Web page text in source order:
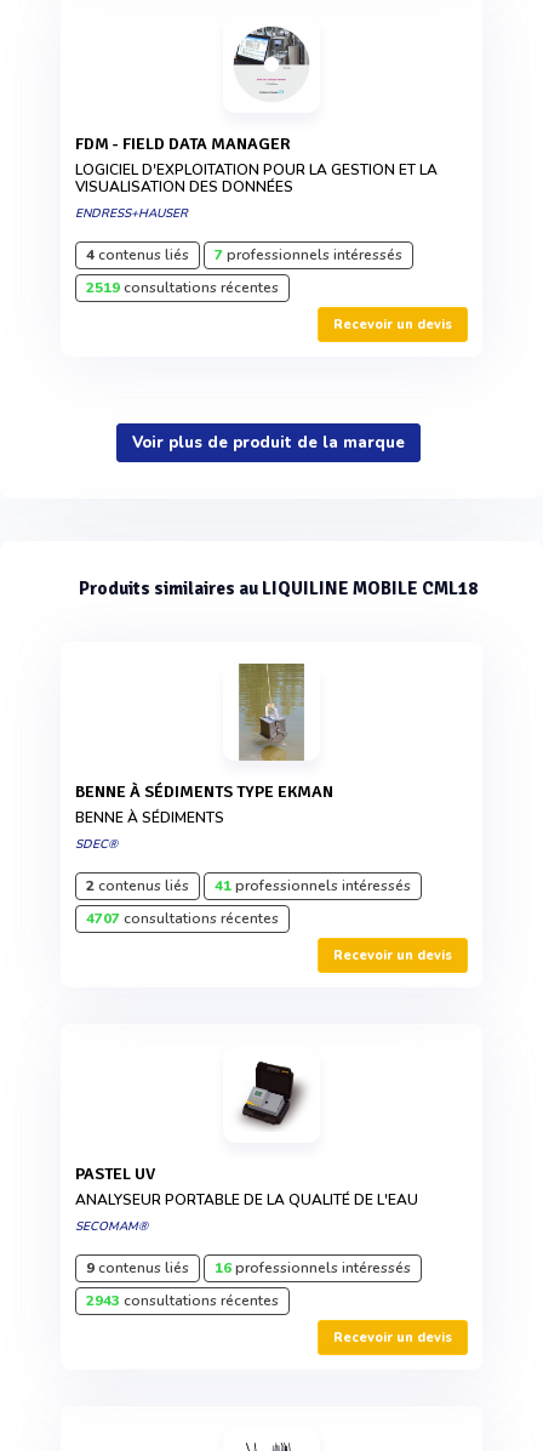
FDM - FIELD DATA MANAGER
LOGICIEL D'EXPLOITATION POUR LA GESTION ET LA
VISUALISATION DES DONNÉES
ENDRESS+HAUSER
4contenus liés 7professionnels intéressés
2519consultations récentes
Recevoir un devis
Voir plus de produit de la marque
Produits similaires au LIQUILINE MOBILE CML18
BENNE À SÉDIMENTS TYPE EKMAN
BENNE À SÉDIMENTS
SDEC®
2contenus liés 41professionnels intéressés
4707consultations récentes
Recevoir un devis
PASTEL UV
ANALYSEUR PORTABLE DE LA QUALITÉ DE L'EAU
SECOMAM®
9contenus liés 16professionnels intéressés
2943 consultations récentes
Recevoir un devis